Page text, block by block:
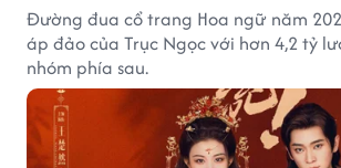
Đường đua cổ trang Hoa ngữ năm
áp đảo của Trục Ngọc với hơn 4,2 tỷ
nhóm phía sau.